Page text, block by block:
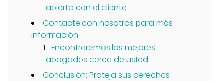
abierta con el cliente
Contacte con nosotros para más
información
Encontraremos los mejores
abogados cerca de usted
Conclusión: Proteja sus derechos